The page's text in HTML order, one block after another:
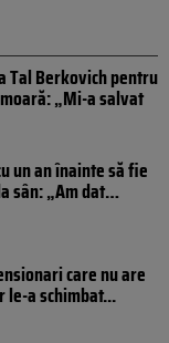
Tal Berkovich pentru
„Mi-a salvat
un an înainte să fie
sân: „Am dat…
care nu are
a schimbat...